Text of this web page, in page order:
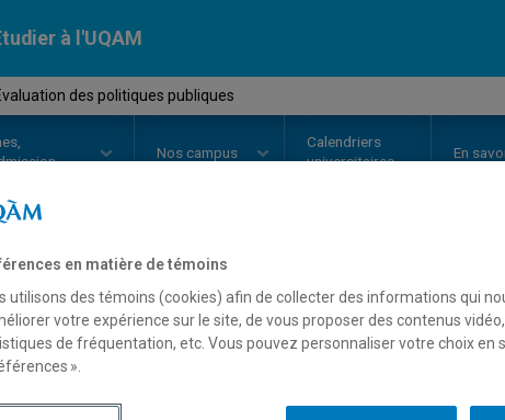
à l'UQAM
des politiques publiques
Nos campus
Calendriers
universitaires
En
COURS// POL8730-Évaluation
Description
en matière de témoins
utilisons des témoins (cookies) afin de collecter des informations qui
votre expérience sur le site, de vous proposer des contenus vidéo,
de fréquentation, etc. Vous pouvez personnaliser votre choix en
».